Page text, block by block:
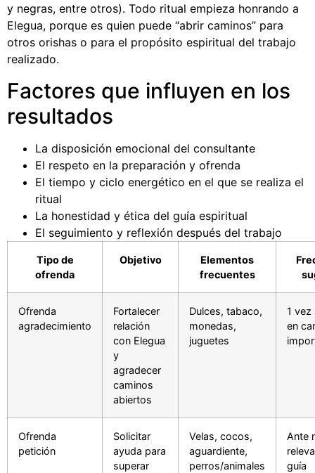
y negras, entre otros). Todo ritual empieza honrando a
Elegua, porque es quien puede “abrir caminos” para
otros orishas o para el propósito espiritual del trabajo
realizado.
Factores que influyen en los
resultados
La disposición emocional del consultante
El respeto en la preparación y ofrenda
El tiempo y ciclo energético en el que se realiza el
ritual
La honestidad y ética del guía espiritual
El seguimiento y reflexión después del trabajo
Tipo de
ofrenda
Objetivo
Elementos
frecuentes
Ofrenda
agradecimiento
Fortalecer
relación
con Elegua
y
agradecer
caminos
abiertos
Dulces, tabaco,
monedas,
juguetes
1 vez
en
Ofrenda
petición
Solicitar
ayuda para
superar
Velas, cocos,
aguardiente,
perros/animales
Ante
guía